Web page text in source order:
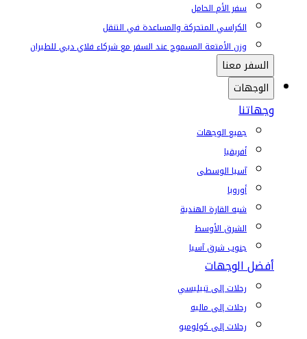
سفر الأم الحامل
الكراسي المتحركة والمساعدة في التنقل
وزن الأمتعة المسموح عند السفر مع شركاء فلاي دبي للطيران
السفر معنا
الوجهات
وجهاتنا
جميع الوجهات
أفريقيا
آسيا الوسطى
أوروبا
شبه القارة الهندية
الشرق الأوسط
جنوب شرق آسيا
أفضل الوجهات
رحلات إلى تبيليسي
رحلات إلى ماليه
رحلات إلى كولومبو